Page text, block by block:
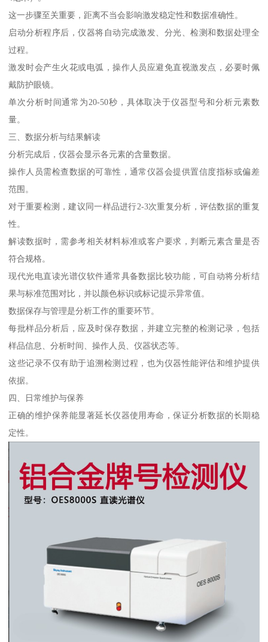
这一步骤至关重要，距离不当会影响激发稳定性和数据准确性。
启动分析程序后，仪器将自动完成激发、分光、检测和数据处理全
过程。
激发时会产生火花或电弧，操作人员应避免直视激发点，必要时佩
戴防护眼镜。
单次分析时间通常为20-50秒，具体取决于仪器型号和分析元素数
量。
三、数据分析与结果解读
分析完成后，仪器会显示各元素的含量数据。
操作人员需检查数据的可靠性，通常仪器会提供置信度指标或偏差
范围。
对于重要检测，建议同一样品进行2-3次重复分析，评估数据的重复
性。
解读数据时，需参考相关材料标准或客户要求，判断元素含量是否
符合规格。
现代光电直读光谱仪软件通常具备数据比较功能，可自动将分析结
果与标准范围对比，并以颜色标识或标记提示异常值。
数据保存与管理是分析工作的重要环节。
每批样品分析后，应及时保存数据，并建立完整的检测记录，包括
样品信息、分析时间、操作人员、仪器状态等。
这些记录不仅有助于追溯检测过程，也为仪器性能评估和维护提供
依据。
四、日常维护与保养
正确的维护保养能显著延长仪器使用寿命，保证分析数据的长期稳
定性。